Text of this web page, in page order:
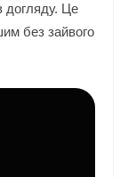
догляду. Це
без зайвого